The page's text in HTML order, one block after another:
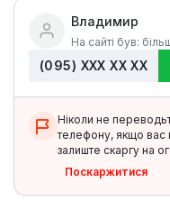
Владимир
На сайті був:
(095) ХХХ ХХ ХХ
Ніколи не
телефону, якщо вас
залиште скаргу на
Поскаржитися